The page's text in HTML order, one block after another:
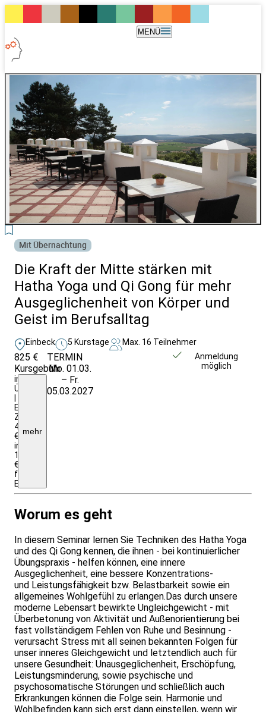
MENÜ
Mit Übernachtung
Die Kraft der Mitte stärken mit
Hatha Yoga und Qi Gong für mehr
Ausgeglichenheit von Körper und
Geist im Berufsalltag
Einbeck 5 Kurstage Max. 16 Teilnehmer
825 €
Kursgebühr
inkl.
Ü/VP
EZ-
Zuschlag:
40
€
insgesamt;
1025
€
für
Einrichtungen/Firmen
mehr
TERMIN
Mo. 01.03.
– Fr.
05.03.2027
Anmeldung
möglich
Worum es geht
In diesem Seminar lernen Sie Techniken des Hatha Yoga
und des Qi Gong kennen, die ihnen - bei kontinuierlicher
Übungspraxis - helfen können, eine innere
Ausgeglichenheit, eine bessere Konzentrations-
und Leistungsfähigkeit bzw. Belastbarkeit sowie ein
allgemeines Wohlgefühl zu erlangen.Das durch unsere
moderne Lebensart bewirkte Ungleichgewicht - mit
Überbetonung von Aktivität und Außenorientierung bei
fast vollständigem Fehlen von Ruhe und Besinnung -
verursacht Stress mit all seinen bekannten Folgen für
unser inneres Gleichgewicht und letztendlich auch für
unsere Gesundheit: Unausgeglichenheit, Erschöpfung,
Leistungsminderung, sowie psychische und
psychosomatische Störungen und schließlich auch
Erkrankungen können die Folge sein. Harmonie und
Wohlbefinden kann sich erst dann einstellen, wenn wir